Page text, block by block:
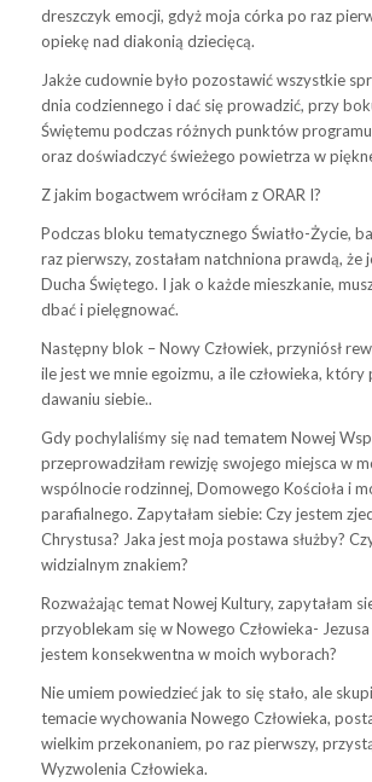
dreszczyk emocji, gdyż moja córka po raz
opiekę nad diakonią dziecięcą.
Jakże cudownie było pozostawić wszystkie
dnia codziennego i dać się prowadzić, przy
Świętemu podczas różnych punktów
oraz doświadczyć świeżego powietrza w
Z jakim bogactwem wróciłam z ORAR I?
Podczas bloku tematycznego Światło-Życie,
raz pierwszy, zostałam natchniona prawdą, że
Ducha Świętego. I jak o każde mieszkanie,
dbać i pielęgnować.
Następny blok – Nowy Człowiek, przyniósł
ile jest we mnie egoizmu, a ile człowieka, który
dawaniu siebie..
Gdy pochylaliśmy się nad tematem Nowej
przeprowadziłam rewizję swojego miejsca w
wspólnocie rodzinnej, Domowego Kościoła i
parafialnego. Zapytałam siebie: Czy jestem
Chrystusa? Jaka jest moja postawa służby?
widzialnym znakiem?
Rozważając temat Nowej Kultury, zapytałam
przyoblekam się w Nowego Człowieka-
jestem konsekwentna w moich wyborach?
Nie umiem powiedzieć jak to się stało, ale
temacie wychowania Nowego Człowieka,
wielkim przekonaniem, po raz pierwszy,
Wyzwolenia Człowieka.